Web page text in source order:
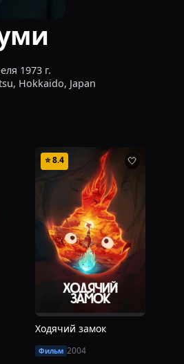
1973 г.
Hokkaido, Japan
⭐8.4 🤍
Ходячий замок
Фильм 2004